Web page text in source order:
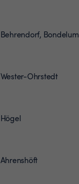
Behrendorf, Bondelum
Wester-Ohrstedt
Högel
Ahrenshöft